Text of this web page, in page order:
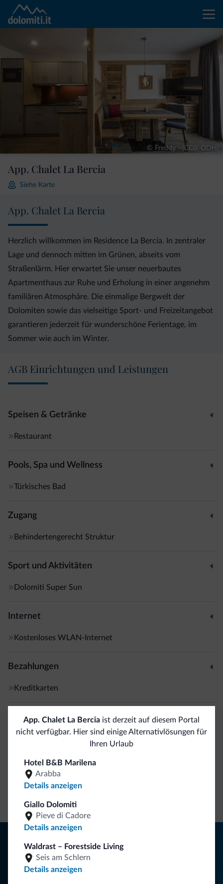
© Freddy - (CC0, ODH)
App. Chalet La Bercia
Siehe Karte
App. Chalet La Bercia
Herzlich willkommen im Residence La Bercia. In zentraler
Lage und dennoch mitten im Grünen, abseits vom
Straßenlärm. Hier erwartet Sie unser neuerbautes
Apartmenthaus zur Ruhe und Erholung in einer angenehm
familiären Atmosphäre. Die einmalige Bergwelt der
Dolomiten sowie das vielseitige Sport- und Freizeitangebot
garantieren jederzeit für wunderschöne Ferientage, im
Sommer wie auch im Winter.
AGB Einrichtungen und Leistungen
Speisen & Getränke
Restaurant
Pools, Spa und Wellness
Türkisches Bad
Zugang
Behindertengerecht Struktur
Sport und Aktivitäten
Dolomiti Super Sun
Internet
Kostenloses WLAN-Internet
Bezahlungen
Kreditkarten
App. Chalet La Bercia ist derzeit auf diesem Portal
nicht verfügbar. Hier sind einige Alternativlösungen für
Ihren Urlaub
Hotel B&B Marilena
Arabba
Details anzeigen
Giallo Dolomiti
Pieve di Cadore
Details anzeigen
Waldrast – Forestside Living
Seis am Schlern
Details anzeigen
Exklusive Vorteile von Dolomiti.it
Direkter
Kontakt
Preise
Sie erhalten Informationen, exklusive Angebote und
Neuigkeiten für Ihren Urlaub in den Dolomiten.